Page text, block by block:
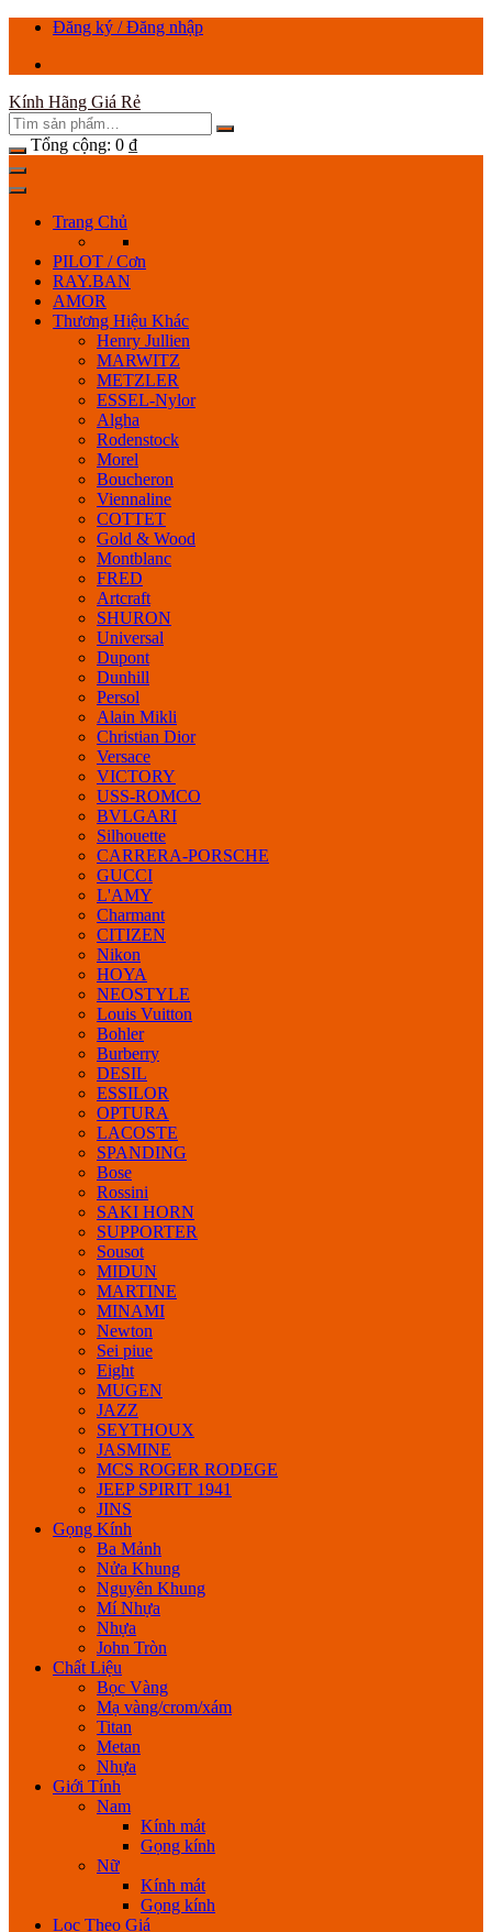
ChuyểnĐăng ký / Đăng nhập
Kính Hãng Giá Rẻ
Tổng cộng: 0 ₫
Trang Chủ
PILOT / Cơn
RAY.BAN
AMOR
Thương Hiệu Khác
Henry Jullien
MARWITZ
METZLER
ESSEL-Nylor
Algha
Rodenstock
Morel
Boucheron
Viennaline
COTTET
Gold & Wood
Montblanc
FRED
Artcraft
SHURON
Universal
Dupont
Dunhill
Persol
Alain Mikli
Christian Dior
Versace
VICTORY
USS-ROMCO
BVLGARI
Silhouette
CARRERA-PORSCHE
GUCCI
L'AMY
Charmant
CITIZEN
Nikon
HOYA
NEOSTYLE
Louis Vuitton
Bohler
Burberry
DESIL
ESSILOR
OPTURA
LACOSTE
SPANDING
Bose
Rossini
SAKI HORN
SUPPORTER
Sousot
MIDUN
MARTINE
MINAMI
Newton
Sei piue
Eight
MUGEN
JAZZ
SEYTHOUX
JASMINE
MCS ROGER RODEGE
JEEP SPIRIT 1941
JINS
Gọng Kính
Ba Mảnh
Nửa Khung
Nguyên Khung
Mí Nhựa
Nhựa
John Tròn
Chất Liệu
Bọc Vàng
Mạ vàng/crom/xám
Titan
Metan
Nhựa
Giới Tính
Nam
Kính mát
Gọng kính
Nữ
Kính mát
Gọng kính
Lọc Theo Giá